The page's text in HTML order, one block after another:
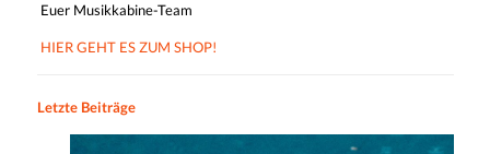
Euer Musikkabine-Team
HIER GEHT ES ZUM SHOP!
Letzte Beiträge